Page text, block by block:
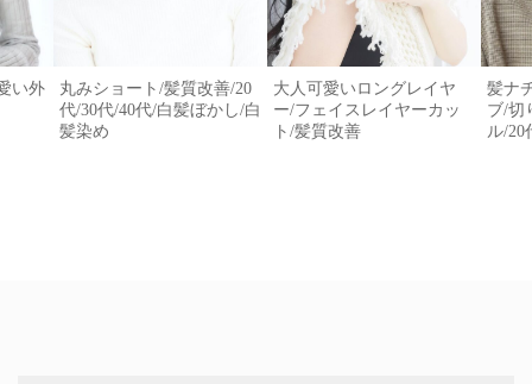
い外
丸みショート/髪質改善/20
代/30代/40代/白髪ぼかし/白
髪染め
大人可愛いロングレイヤ
ー/フェイスレイヤーカッ
ト/髪質改善
髪ナ
ブ/切
ル/20